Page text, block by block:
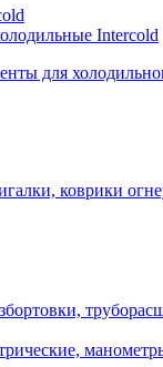
Intercold
для
коврики